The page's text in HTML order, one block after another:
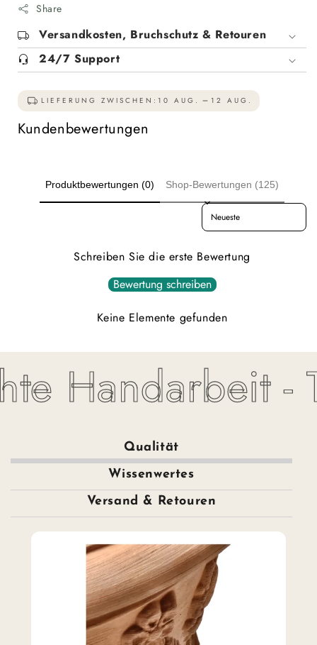
Share
Versandkosten, Bruchschutz & Retouren
24/7 Support
LIEFERUNG ZWISCHEN: 10 AUG. 12 AUG.
Kundenbewertungen
Produktbewertungen (0) Shop-Bewertungen (125)
Sort reviews by
Schreiben Sie die erste Bewertung
Bewertung schreiben
Keine Elemente gefunden
Handarbeit -
Qualität
Wissenwertes
Versand & Retouren